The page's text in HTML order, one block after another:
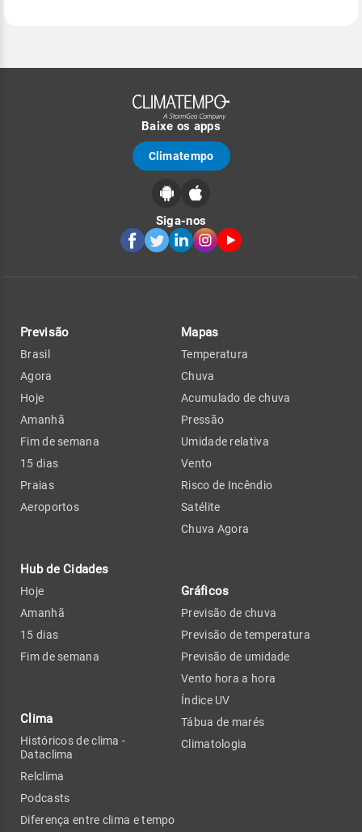
Baixe os apps
Climatempo
Siga-nos
Previsão
Brasil
Agora
Hoje
Amanhã
Fim de semana
15 dias
Praias
Aeroportos
Hub de Cidades
Hoje
Amanhã
15 dias
Fim de semana
Clima
Históricos de clima -
Dataclima
Relclima
Podcasts
Diferença entre clima e tempo
Mapas
Temperatura
Chuva
Acumulado de chuva
Pressão
Umidade relativa
Vento
Risco de Incêndio
Satélite
Chuva Agora
Gráficos
Previsão de chuva
Previsão de temperatura
Previsão de umidade
Vento hora a hora
Índice UV
Tábua de marés
Climatologia